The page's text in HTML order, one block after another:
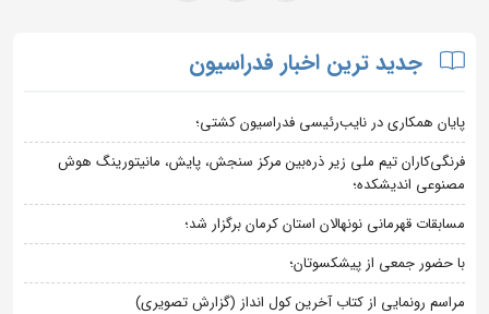
جدید ترین اخبار فدراسیون
پایان همکاری در نایب‌رئیسی فدراسیون کشتی؛
فرنگی‌کاران تیم ملی زیر ذره‌بین مرکز سنجش، پایش، مانیتورینگ هوش
مصنوعی اندیشکده؛
مسابقات قهرمانی نونهالان استان کرمان برگزار شد؛
با حضور جمعی از پیشکسوتان؛
مراسم رونمایی از کتاب آخرین کول انداز (گزارش تصویری)